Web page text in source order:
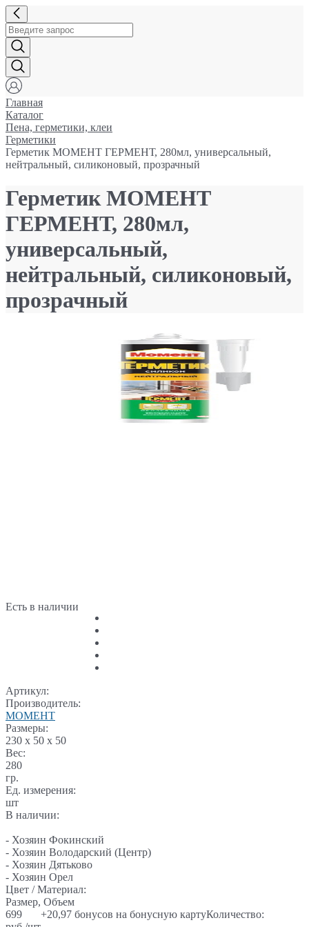
Главная
Каталог
Пена, герметики, клеи
Герметики
Герметик МОМЕНТ ГЕРМЕНТ, 280мл, универсальный,
нейтральный, силиконовый, прозрачный
Герметик МОМЕНТ
ГЕРМЕНТ, 280мл,
универсальный,
нейтральный, силиконовый,
прозрачный
Есть в наличии
Артикул:
Производитель:
МОМЕНТ
Размеры:
230 x 50 x 50
Вес:
280
гр.
Ед. измерения:
шт
В наличии:
- Хозяин Фокинский
- Хозяин Володарский (Центр)
- Хозяин Дятьково
- Хозяин Орел
Цвет / Материал:
Размер, Объем
699
+20,97 бонусов на бонусную картуКоличество: